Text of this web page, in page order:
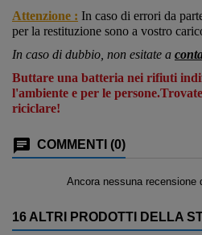
Attenzione : In caso di errori da
per la restituzione sono a vostro
In caso di dubbio, non esitate a
Buttare una batteria nei rifiuti
l'ambiente e per le
riciclare!
COMMENTI (0)
Ancora nessuna recensione
16 ALTRI PRODOTTI DELLA